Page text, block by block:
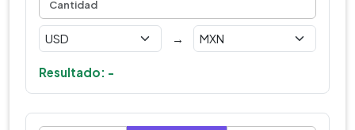
→
Resultado: -